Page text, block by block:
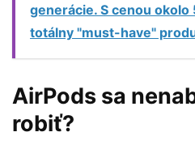
generácie. S cenou
totálny "must-have"
AirPods sa
robiť?